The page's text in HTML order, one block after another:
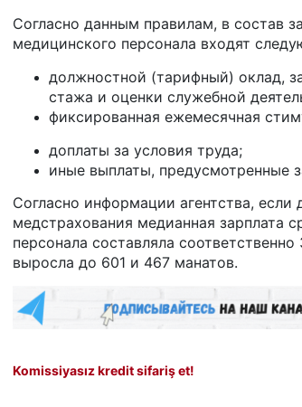
Согласно данным правилам, в состав
медицинского персонала входят
должностной (тарифный) оклад,
стажа и оценки служебной
фиксированная ежемесячная
доплаты за условия труда;
иные выплаты, предусмотренные
Согласно информации агентства,
медстрахования медианная зарплата
персонала составляла
выросла до 601 и 467 манатов.
Komissiyasız kredit sifariş et!